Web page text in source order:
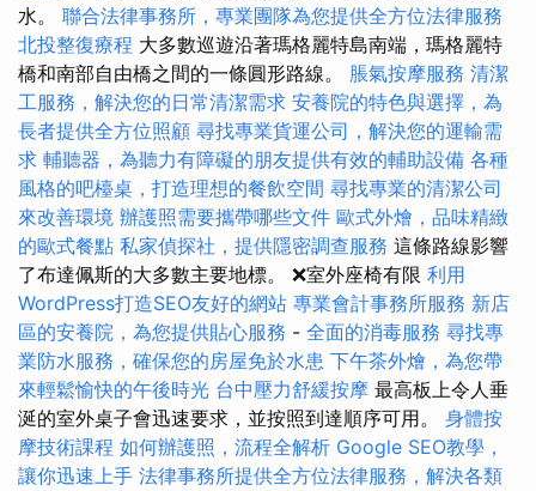
水。 聯合法律事務所，專業團隊為您提供全方位法律服務
北投整復療程 大多數巡遊沿著瑪格麗特島南端，瑪格麗特
橋和南部自由橋之間的一條圓形路線。 脹氣按摩服務 清潔
工服務，解決您的日常清潔需求 安養院的特色與選擇，為
長者提供全方位照顧 尋找專業貨運公司，解決您的運輸需
求 輔聽器，為聽力有障礙的朋友提供有效的輔助設備 各種
風格的吧檯桌，打造理想的餐飲空間 尋找專業的清潔公司
來改善環境 辦護照需要攜帶哪些文件 歐式外燴，品味精緻
的歐式餐點 私家偵探社，提供隱密調查服務 這條路線影響
了布達佩斯的大多數主要地標。 ❌室外座椅有限 利用
WordPress打造SEO友好的網站 專業會計事務所服務 新店
區的安養院，為您提供貼心服務 - 全面的消毒服務 尋找專
業防水服務，確保您的房屋免於水患 下午茶外燴，為您帶
來輕鬆愉快的午後時光 台中壓力舒緩按摩 最高板上令人垂
涎的室外桌子會迅速要求，並按照到達順序可用。 身體按
摩技術課程 如何辦護照，流程全解析 Google SEO教學，
讓你迅速上手 法律事務所提供全方位法律服務，解決各類